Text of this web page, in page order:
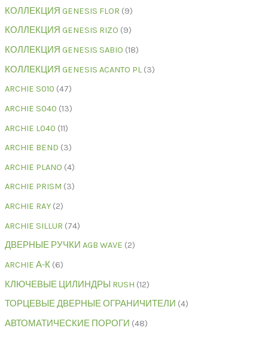
КОЛЛЕКЦИЯ GENESIS FLOR 9
КОЛЛЕКЦИЯ GENESIS RIZO 9
КОЛЛЕКЦИЯ GENESIS SABIO 18
КОЛЛЕКЦИЯ GENESIS ACANTO PL 3
ARCHIE S010 47
ARCHIE S040 13
ARCHIE L040 11
ARCHIE BEND 3
ARCHIE PLANO 4
ARCHIE PRISM 3
ARCHIE RAY 2
ARCHIE SILLUR 74
ДВЕРНЫЕ РУЧКИ AGB WAVE 2
ARCHIE А-К 6
КЛЮЧЕВЫЕ ЦИЛИНДРЫ RUSH 12
ТОРЦЕВЫЕ ДВЕРНЫЕ ОГРАНИЧИТЕЛИ 4
АВТОМАТИЧЕСКИЕ ПОРОГИ 48